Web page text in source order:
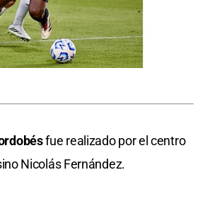
fue realizado por el centro
Nicolás Fernández.